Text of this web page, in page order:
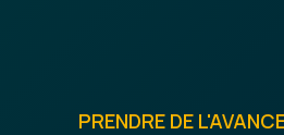
PRENDRE DE